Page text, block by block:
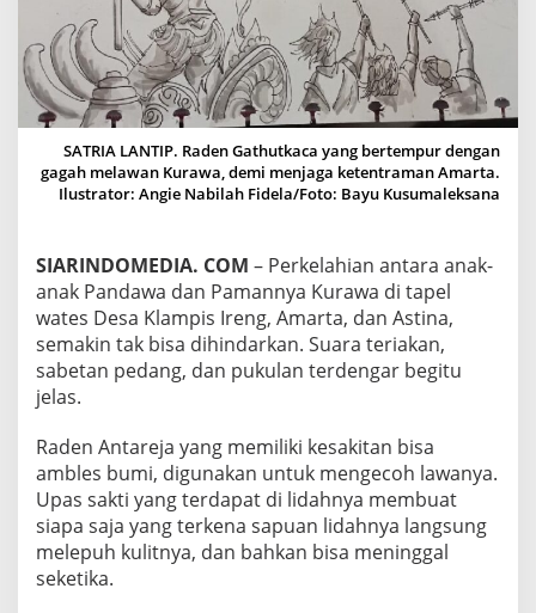
A
R
T
5
)
SATRIA LANTIP. Raden Gathutkaca yang bertempur dengan
gagah melawan Kurawa, demi menjaga ketentraman Amarta.
Ilustrator: Angie Nabilah Fidela/Foto: Bayu Kusumaleksana
SIARINDOMEDIA. COM – Perkelahian antara anak-
anak Pandawa dan Pamannya Kurawa di tapel
wates Desa Klampis Ireng, Amarta, dan Astina,
semakin tak bisa dihindarkan. Suara teriakan,
sabetan pedang, dan pukulan terdengar begitu
jelas.
Raden Antareja yang memiliki kesakitan bisa
ambles bumi, digunakan untuk mengecoh lawanya.
Upas sakti yang terdapat di lidahnya membuat
siapa saja yang terkena sapuan lidahnya langsung
melepuh kulitnya, dan bahkan bisa meninggal
seketika.